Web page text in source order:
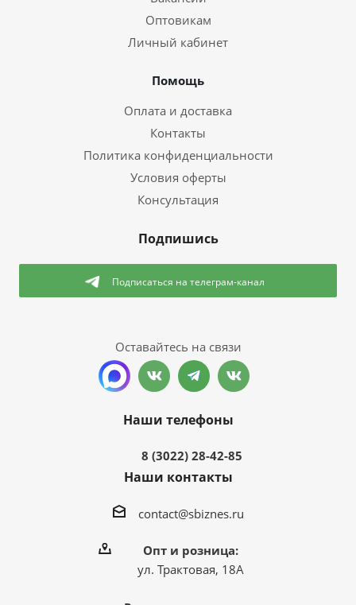
Оптовикам
Личный кабинет
Помощь
Оплата и доставка
Контакты
Политика конфиденциальности
Условия оферты
Консультация
Подпишись
Подписаться на телеграм-канал
Оставайтесь на связи
Наши телефоны
8 (3022) 28-42-85
Наши контакты
contact@sbiznes.ru
Опт и розница:
ул. Трактовая, 18А